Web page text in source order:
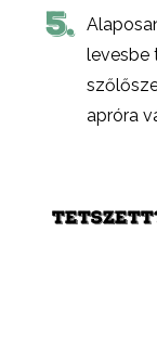
5.
levesbe
apróra